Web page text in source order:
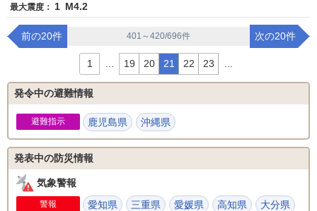
最大震度： 1 M4.2
前の20件 401～420/696件 次の20件
1 19 20 21 22 23
発令中の避難情報
避難指示 鹿児島県 沖縄県
発表中の防災情報
気象警報
警報 愛知県 三重県 愛媛県 高知県
大分県